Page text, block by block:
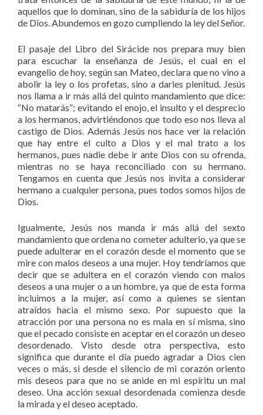
aquellos que lo dominan, sino de la sabiduría de los hijos
de Dios. Abundemos en gozo cumpliendo la ley del Señor.
El pasaje del Libro del Sirácide nos prepara muy bien
para escuchar la enseñanza de Jesús, el cual en el
evangelio de hoy, según san Mateo, declara que no vino a
abolir la ley o los profetas, sino a darles plenitud. Jesús
nos llama a ir más allá del quinto mandamiento que dice:
“No matarás”; evitando el enojo, el insulto y el desprecio
a los hermanos, advirtiéndonos que todo eso nos lleva al
castigo de Dios. Además Jesús nos hace ver la relación
que hay entre el culto a Dios y el mal trato a los
hermanos, pues nadie debe ir ante Dios con su ofrenda,
mientras no se haya reconciliado con su hermano.
Tengamos en cuenta que Jesús nos invita a considerar
hermano a cualquier persona, pues todos somos hijos de
Dios.
Igualmente, Jesús nos manda ir más allá del sexto
mandamiento que ordena no cometer adulterio, ya que se
puede adulterar en el corazón desde el momento que se
mire con malos deseos a una mujer. Hoy tendríamos que
decir que se adultera en el corazón viendo con malos
deseos a una mujer o a un hombre, ya que de esta forma
incluimos a la mujer, así como a quienes se sientan
atraídos hacia el mismo sexo. Por supuesto que la
atracción por una persona no es mala en sí misma, sino
que el pecado consiste en aceptar en el corazón un deseo
desordenado. Visto desde otra perspectiva, esto
significa que durante el día puedo agradar a Dios cien
veces o más, si desde el silencio de mi corazón oriento
mis deseos para que no se anide en mi espíritu un mal
deseo. Una acción sexual desordenada comienza desde
la mirada y el deseo aceptado.